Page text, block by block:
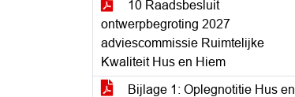
10 Raadsbesluit
ontwerpbegroting 2027
adviescommissie Ruimtelijke
Kwaliteit Hus en Hiem
Bijlage 1: Oplegnotitie Hus en